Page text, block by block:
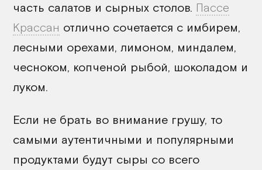
часть салатов и сырных столов. Пассе
Крассан отлично сочетается с имбирем,
лесными орехами, лимоном, миндалем,
чесноком, копченой рыбой, шоколадом и
луком.
Если не брать во внимание грушу, то
самыми аутентичными и популярными
продуктами будут сыры со всего